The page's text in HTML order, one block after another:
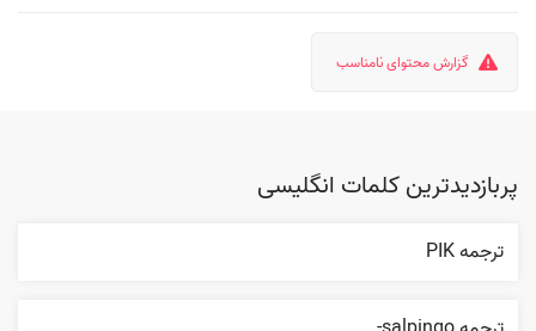
گزارش محتوای نامناسب
پربازدیدترین کلمات انگلیسی
ترجمه PIK